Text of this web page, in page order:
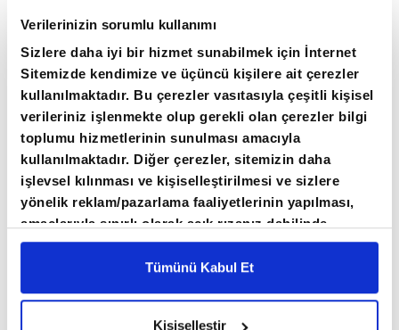
Verilerinizin sorumlu kullanımı
Sizlere daha iyi bir hizmet sunabilmek için İnternet
Sitemizde kendimize ve üçüncü kişilere ait çerezler
kullanılmaktadır. Bu çerezler vasıtasıyla çeşitli kişisel
verileriniz işlenmekte olup gerekli olan çerezler bilgi
toplumu hizmetlerinin sunulması amacıyla
kullanılmaktadır. Diğer çerezler, sitemizin daha
işlevsel kılınması ve kişiselleştirilmesi ve sizlere
yönelik reklam/pazarlama faaliyetlerinin yapılması,
amaçlarıyla sınırlı olarak açık rızanız dahilinde
kullanılacaktır. Çerezlere ilişkin tercihlerinizi çerez
paneli vasıtasıyla belirleyebilirsiniz. Çerezlere ilişkin
detaylı bilgi için Ayarlar butonuna tıklayabilir,
Tümünü Kabul Et
Kişiselleştir
eksi 13 puana yükselerek, Haziran 2024'ten
beri en yüksek seviyesine çıktı.
Sentix'in açıklamasında, "Haziran ayında Avro
Bölgesi ve Almanya'da ekonominin
canlandığına dair işaretler var. Son yıllarda
Alman ekonomisindeki durgunluk Avrupa
ekonomisi üzerinde defalarca fren görevi
gördü. Şimdi Avro Bölgesi'ndeki Sentix
ekonomik endeksleri Almanya'dan gelen
toparlanmadan faydalanıyor." ifadesi kullanıldı.